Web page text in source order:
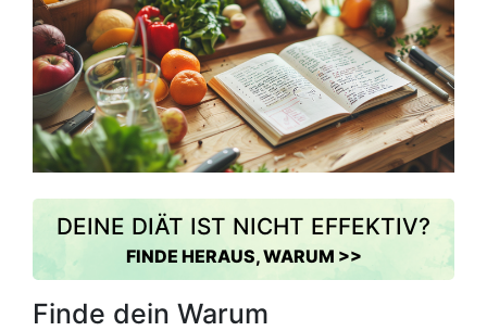
DEINE DIÄT IST NICHT EFFEKTIV?
FINDE HERAUS, WARUM >>
Finde dein Warum